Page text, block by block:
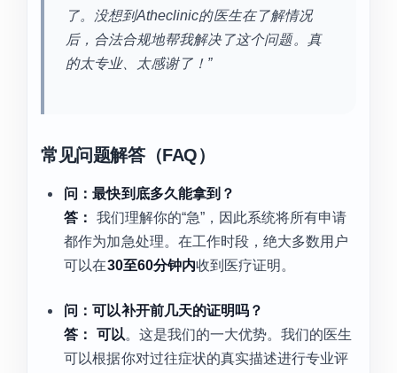
了。没想到Atheclinic的医生在了解情况
后，合法合规地帮我解决了这个问题。真
的太专业、太感谢了！”
常见问题解答（FAQ）
问：最快到底多久能拿到？
答：
我们理解你的“急”，因此系统将所有申请
都作为加急处理。在工作时段，绝大多数用户
可以在30至60分钟内收到医疗证明。
问：可以补开前几天的证明吗？
答：
可以。这是我们的一大优势。我们的医生
可以根据你对过往症状的真实描述进行专业评